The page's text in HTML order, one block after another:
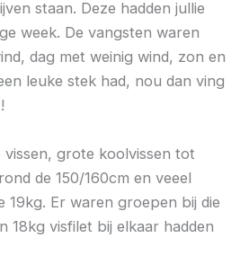
staan. Deze hadden jullie
week. De vangsten waren
dag met weinig wind, zon en
leuke stek had, nou dan ving
vissen, grote koolvissen tot
de 150/160cm en veeel
19kg. Er waren groepen bij die
18kg visfilet bij elkaar hadden